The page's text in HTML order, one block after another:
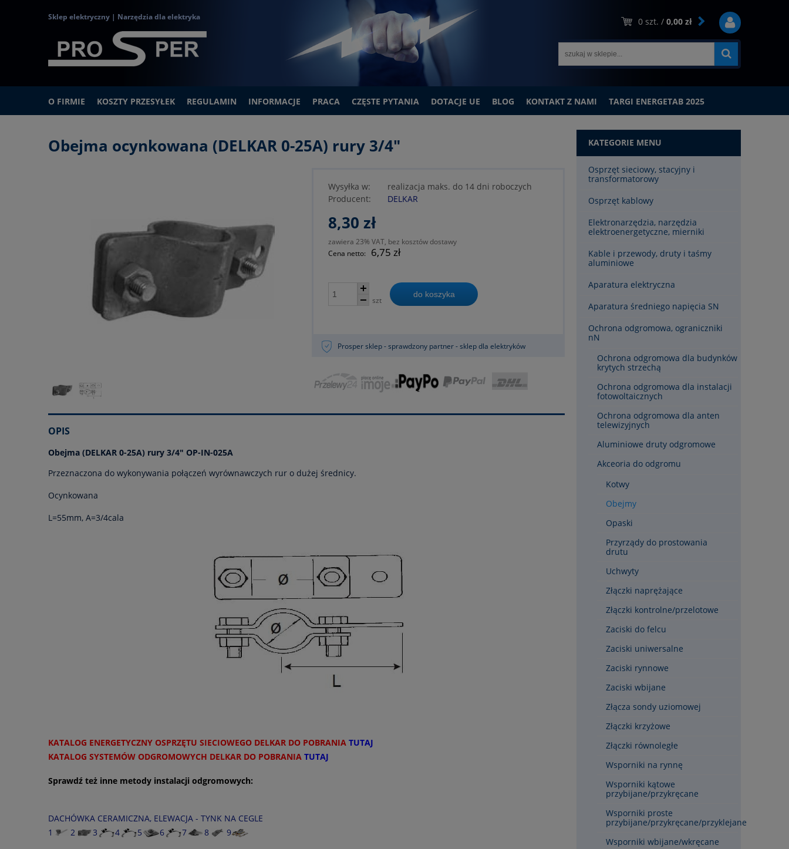
Sklep elektryczny | Narzędzia dla elektryka 0 szt. / 0,00 zł
O FIRMIE KOSZTY PRZESYŁEK REGULAMIN INFORMACJE PRACA CZĘSTE PYTANIA DOTACJE UE BLOG KONTAKT Z NAMI TARGI ENERGETAB 2025
Obejma ocynkowana (DELKAR 0-25A) rury 3/4"
Wysyłka w:
realizacja maks. do 14 dni roboczych
Producent:
DELKAR
8,30 zł
zawiera 23% VAT, bez kosztów dostawy
Cena netto:
6,75 zł
szt
do koszyka
Prosper sklep - sprawdzony partner - sklep dla elektryków
OPIS
Obejma (DELKAR 0-25A) rury 3/4" OP-IN-025A
Przeznaczona do wykonywania połączeń wyrównawczych rur o dużej średnicy.
Ocynkowana
L=55mm, A=3/4cala
KATALOG ENERGETYCZNY OSPRZĘTU SIECIOWEGO DELKAR DO POBRANIA TUTAJ
KATALOG SYSTEMÓW ODGROMOWYCH DELKAR DO POBRANIA TUTAJ
Sprawdź też inne metody instalacji odgromowych:
DACHÓWKA CERAMICZNA, ELEWACJA - TYNK NA CEGLE
1
2 3 4 5 6 7 8
9
KATEGORIE MENU
Osprzęt sieciowy, stacyjny i
transformatorowy
Osprzęt kablowy
Elektronarzędzia, narzędzia
elektroenergetyczne, mierniki
Kable i przewody, druty i taśmy
aluminiowe
Aparatura elektryczna
Aparatura średniego napięcia SN
Ochrona odgromowa, ograniczniki
nN
Ochrona odgromowa dla budynków
krytych strzechą
Ochrona odgromowa dla instalacji
fotowoltaicznych
Ochrona odgromowa dla anten
telewizyjnych
Aluminiowe druty odgromowe
Akceoria do odgromu
Kotwy
Obejmy
Opaski
Przyrządy do prostowania
drutu
Uchwyty
Złączki naprężające
Złączki kontrolne/przelotowe
Zaciski do felcu
Zaciski uniwersalne
Zaciski rynnowe
Zaciski wbijane
Złącza sondy uziomowej
Złączki krzyżowe
Złączki równoległe
Wsporniki na rynnę
Wsporniki kątowe
przybijane/przykręcane
Wsporniki proste
przybijane/przykręcane/przyklejane
Wsporniki wbijane/wkręcane